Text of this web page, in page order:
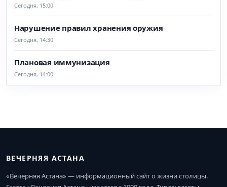
Сегодня, 15:00
Нарушение правил хранения оружия
Сегодня, 14:30
Плановая иммунизация
Сегодня, 14:00
ВЕЧЕРНЯЯ АСТАНА
«Вечерняя Астана» — информационный сайт о жизни столицы.